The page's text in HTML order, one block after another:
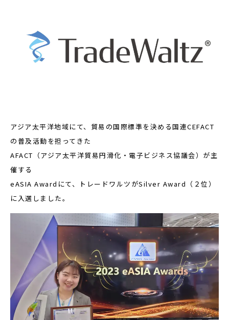
アジア太平洋地域にて、貿易の国際標準を決める国連CEFACT
の普及活動を担ってきた
AFACT（アジア太平洋貿易円滑化・電子ビジネス協議会）が主
催する
eASIA Awardにて、トレードワルツがSilver Award（２位）
に入選しました。